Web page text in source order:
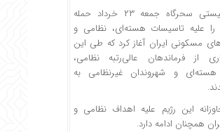
رژیم صهیونیستی سحرگاه جمعه ۲۳ خرداد حمله
را علیه تاسیسات هسته‌ای، نظامی و
مسکونی ایران آغاز کرد که طی این
از فرماندهان عالی‌رتبه نظامی،
هسته‌ای و شهروندان غیرنظامی به
این رژیم علیه اهداف نظامی و
همچنان ادامه دارد.